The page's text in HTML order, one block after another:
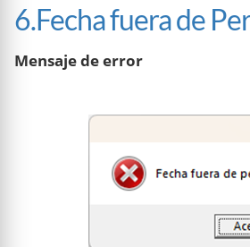
6.Fecha fuera de
Mensaje de error